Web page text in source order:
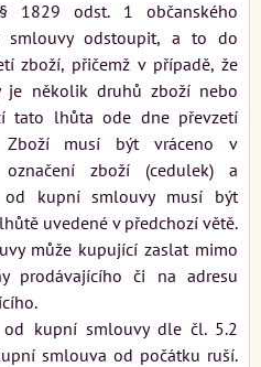
1829 odst. 1 občanského
odstoupit, a to do
zboží, přičemž v případě, že
je několik druhů zboží nebo
tato lhůta ode dne převzetí
Zboží musí být vráceno v
zboží (cedulek) a
od kupní smlouvy musí být
uvedené v předchozí větě.
může kupující zaslat mimo
prodávajícího či na adresu
kupní smlouvy dle čl. 5.2
smlouva od počátku ruší.